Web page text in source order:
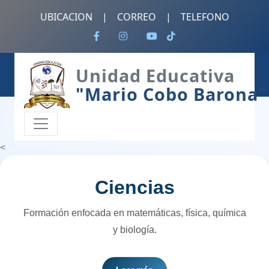
UBICACION | CORREO | TELEFONO
Unidad Educativa
"Mario Cobo Barona"
<
Ciencias
Formación enfocada en matemáticas, física, química
y biología.
Los estudiantes desarrollan pensamiento científico y